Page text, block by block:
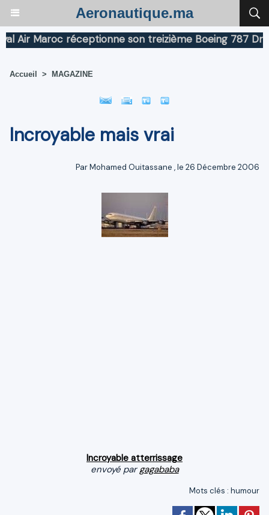
Aeronautique.ma
Maroc réceptionne son treizième Boeing 787
Accueil > MAGAZINE
Incroyable mais vrai
ParMohamed Ouitassane , le 26 Décembre 2006
Incroyable atterrissage
envoyé par gagababa
Mots clés : humour